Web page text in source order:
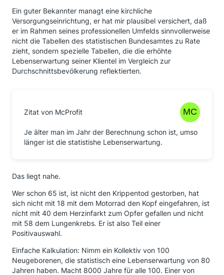
Ein guter Bekannter managt eine kirchliche
Versorgungseinrichtung, er hat mir plausibel versichert, daß
er im Rahmen seines professionellen Umfelds sinnvollerweise
nicht die Tabellen des statistischen Bundesamtes zu Rate
zieht, sondern spezielle Tabellen, die die erhöhte
Lebenserwartung seiner Klientel im Vergleich zur
Durchschnittsbevölkerung reflektierten.
Zitat von McProfit
Je älter man im Jahr der Berechnung schon ist, umso
länger ist die statistishe Lebenserwartung.
Das liegt nahe.
Wer schon 65 ist, ist nicht den Krippentod gestorben, hat
sich nicht mit 18 mit dem Motorrad den Kopf eingefahren, ist
nicht mit 40 dem Herzinfarkt zum Opfer gefallen und nicht
mit 58 dem Lungenkrebs. Er ist also Teil einer
Positivauswahl.
Einfache Kalkulation: Nimm ein Kollektiv von 100
Neugeborenen, die statistisch eine Lebenserwartung von 80
Jahren haben. Macht 8000 Jahre für alle 100. Einer von